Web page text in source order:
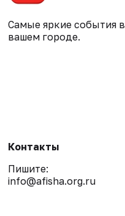
Самые яркие события в
вашем городе.
Контакты
Пишите:
info@afisha.org.ru